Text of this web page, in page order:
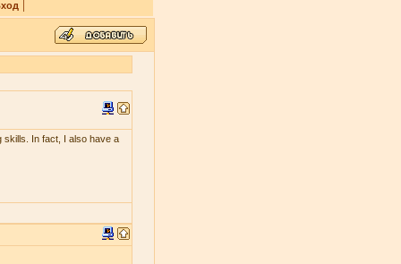
|
skills. In fact, I also have a